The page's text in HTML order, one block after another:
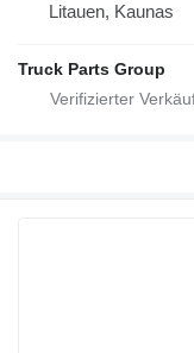
Litauen, Kaunas
Truck Parts Group